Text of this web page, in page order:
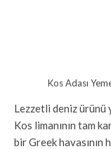
Kos Adası
Lezzetli deniz ürünü
Kos limanının tam
bir Greek havasının